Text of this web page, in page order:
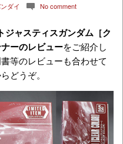
ダイ c No comment
ジャスティスガンダム［ク
ーのレビューをご紹介し
等のレビューも合わせて
どうぞ。